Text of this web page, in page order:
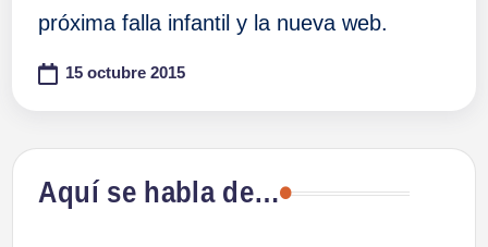
próxima falla infantil y la nueva web.
15 octubre 2015
Aquí se habla de…